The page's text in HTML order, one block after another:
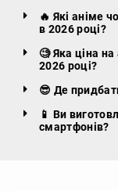
🔥 Які аніме
в 2026 році?
🧐 Яка ціна
2026 році?
😎 Де
📱 Ви
смартфонів?